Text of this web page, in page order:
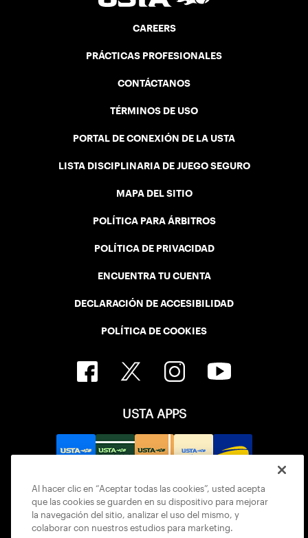
CAREERS
PRÁCTICAS PROFESIONALES
CONTÁCTANOS
TÉRMINOS DE USO
PORTAL DE CONEXIÓN DE LA USTA
LISTA DISCIPLINARIA DE JUEGO SEGURO
MAPA DEL SITIO
POLÍTICA PARA ÁRBITROS
POLÍTICA DE PRIVACIDAD
ENCUENTRA TU CUENTA
DECLARACIÓN DE ACCESIBILIDAD
POLÍTICA DE COOKIES
USTA APPS
Al hacer clic en “Aceptar todas las cookies”, usted acepta
que las cookies se guarden en su dispositivo para mejorar
la navegación del sitio, analizar el uso del mismo, y
colaborar con nuestros estudios para marketing.